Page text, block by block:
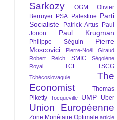
Sarkozy
OGM
Olivier
Berruyer PSA Palestine Parti
Socialiste
Patrick Artus
Paul
Jorion
Paul Krugman
Philippe Séguin
Pierre
Moscovici
Pierre-Noël Giraud
Robert Reich
SMIC
Ségolène
Royal
TCE TSCG
Tchécoslovaquie
The
Economist
Thomas
Piketty Tocqueville UMP Uber
Union Européenne
Zone Monétaire Optimale article